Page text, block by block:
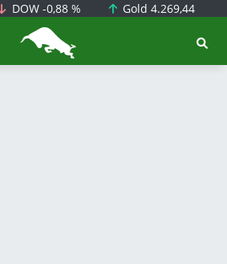
DOW -0,88 % Gold4.269,44
BörsenNEWS.de